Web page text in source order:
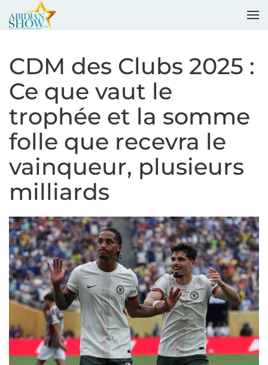
CDM des Clubs 2025 :
Ce que vaut le
trophée et la somme
folle que recevra le
vainqueur, plusieurs
milliards